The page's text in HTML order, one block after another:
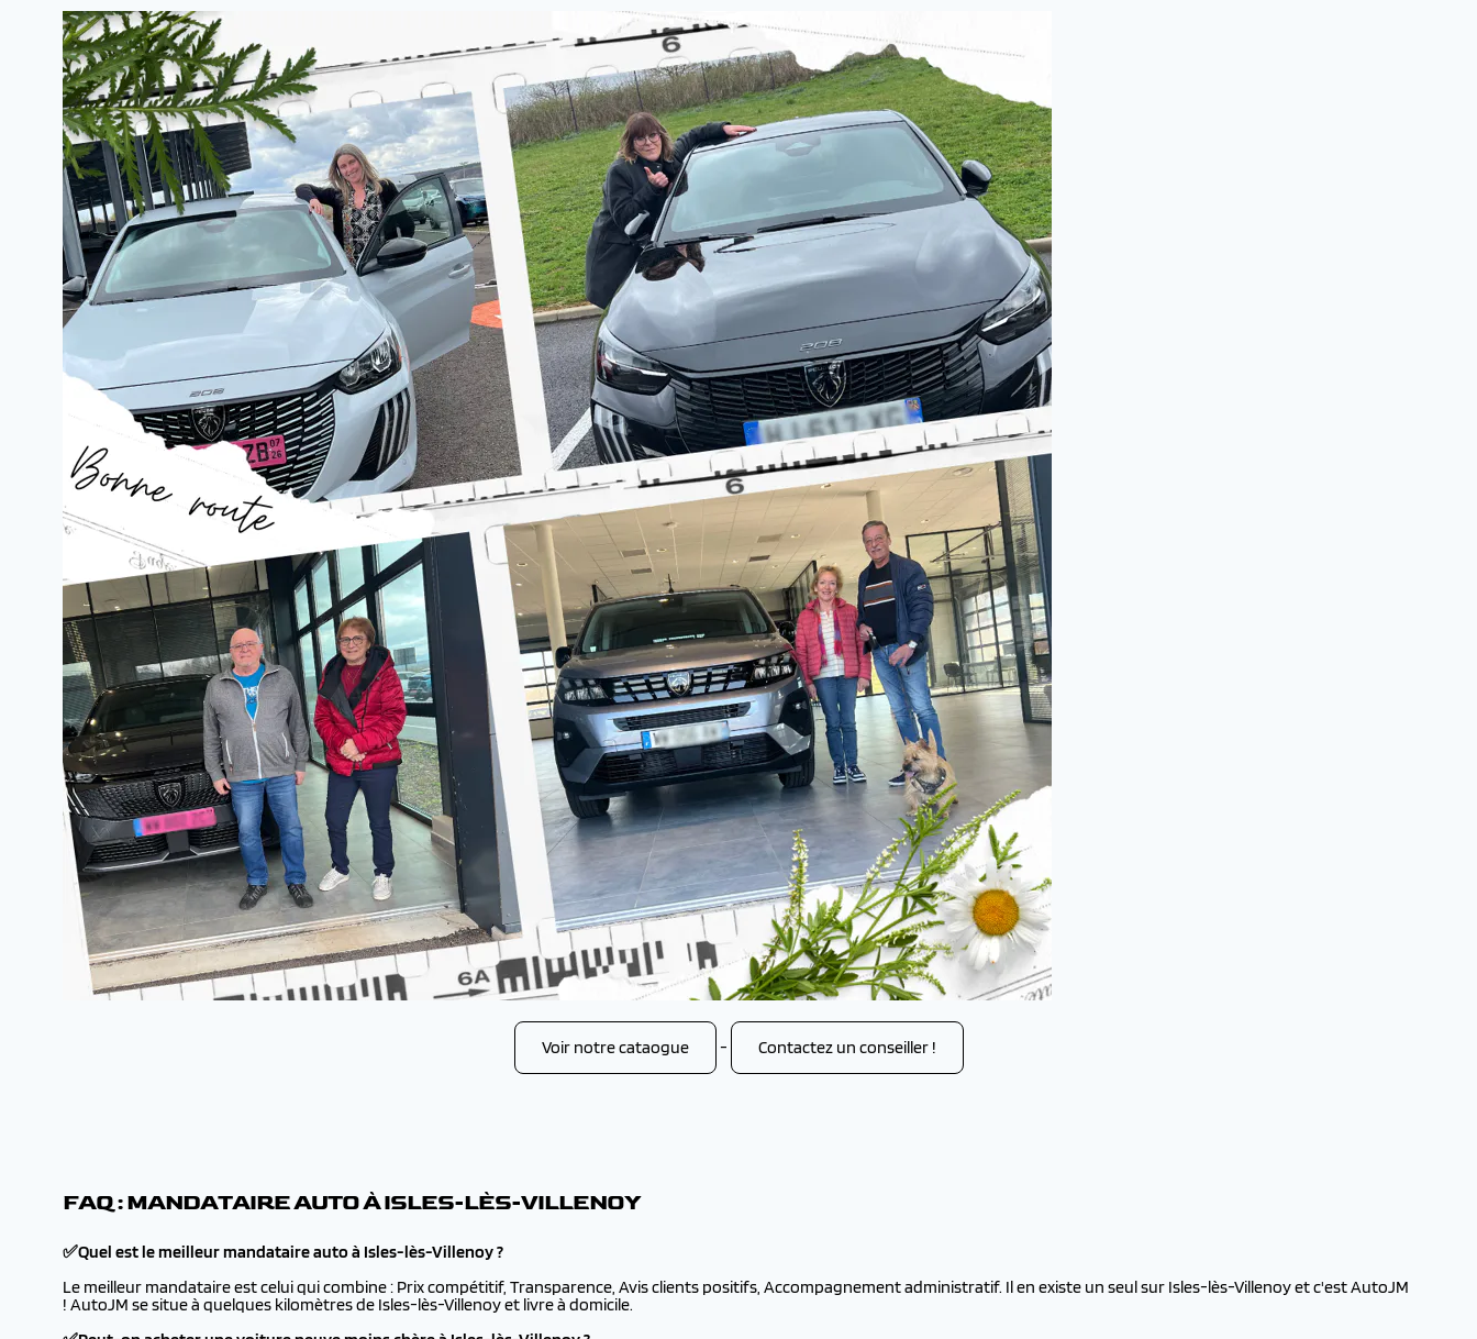
Voir notre cataogue - Contactez un conseiller !
FAQ : MANDATAIRE AUTO À ISLES-LÈS-VILLENOY
✅Quel est le meilleur mandataire auto à Isles-lès-Villenoy ?
Le meilleur mandataire est celui qui combine : Prix compétitif, Transparence, Avis clients positifs, Accompagnement administratif. Il en existe un seul sur Isles-lès-Villenoy et c'est AutoJM
! AutoJM se situe à quelques kilomètres de Isles-lès-Villenoy et livre à domicile.